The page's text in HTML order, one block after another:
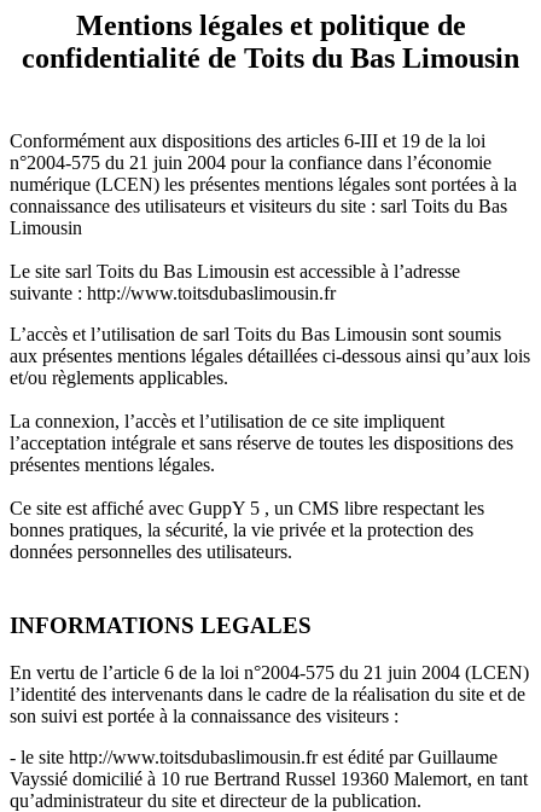
Mentions légales et politique de
confidentialité de Toits du Bas Limousin
Conformément aux dispositions des articles 6-III et 19 de la loi
n°2004-575 du 21 juin 2004 pour la confiance dans l’économie
numérique (LCEN) les présentes mentions légales sont portées à la
connaissance des utilisateurs et visiteurs du site : sarl Toits du Bas
Limousin
Le site sarl Toits du Bas Limousin est accessible à l’adresse
suivante : http://www.toitsdubaslimousin.fr
L’accès et l’utilisation de sarl Toits du Bas Limousin sont soumis
aux présentes mentions légales détaillées ci-dessous ainsi qu’aux lois
et/ou règlements applicables.
La connexion, l’accès et l’utilisation de ce site impliquent
l’acceptation intégrale et sans réserve de toutes les dispositions des
présentes mentions légales.
Ce site est affiché avec GuppY 5 , un CMS libre respectant les
bonnes pratiques, la sécurité, la vie privée et la protection des
données personnelles des utilisateurs.
INFORMATIONS LEGALES
En vertu de l’article 6 de la loi n°2004-575 du 21 juin 2004 (LCEN)
l’identité des intervenants dans le cadre de la réalisation du site et de
son suivi est portée à la connaissance des visiteurs :
- le site http://www.toitsdubaslimousin.fr est édité par Guillaume
Vayssié domicilié à 10 rue Bertrand Russel 19360 Malemort, en tant
qu’administrateur du site et directeur de la publication.